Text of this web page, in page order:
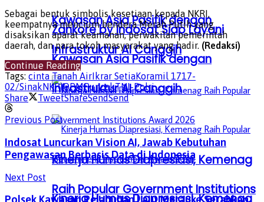
Kawasan Asia Pasifik dengan
Infrastruktur AI Canggih
Kinerja Humas Diapresiasi, Kemenag
Raih Popular Government Institutions
Zankore by Indosat Siap Layani
Kawasan Asia Pasifik dengan
Infrastruktur AI Canggih
Kinerja Humas Diapresiasi, Kemenag
Sebagai bentuk simbolis kesetiaan kepada NKRI,
keempatnya mencium bendera Merah Putih yang
disaksikan aparat keamanan, perwakilan pemerintah
daerah, dan para tokoh masyarakat yang hadir. (Redaksi)
Continue Reading
Tags: cinta Tanah AirIkrar SetiaKoramil 1717-
02/SinakNKRIOPMPuncakTNI-Polri
Share
TweetShareSendSend
Previous Post
Indosat Luncurkan Vision AI, Jawab Kebutuhan
Pengawasan Berbasis Data di Indonesia
Next Post